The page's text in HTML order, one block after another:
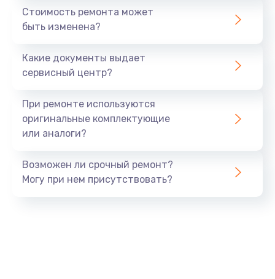
Замена прокладок, хомутов, скобок и колец
Заказать
540 руб.
Заказать
530 руб.
Стоимость ремонта может
быть изменена?
Какие документы выдает
сервисный центр?
При ремонте используются
оригинальные комплектующие
или аналоги?
Возможен ли срочный ремонт?
Могу при нем присутствовать?